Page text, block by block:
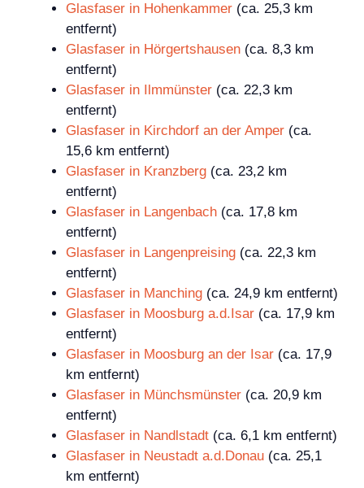
Glasfaser in Hohenkammer (ca. 25,3 km
entfernt)
Glasfaser in Hörgertshausen (ca. 8,3 km
entfernt)
Glasfaser in Ilmmünster (ca. 22,3 km
entfernt)
Glasfaser in Kirchdorf an der Amper (ca.
15,6 km entfernt)
Glasfaser in Kranzberg (ca. 23,2 km
entfernt)
Glasfaser in Langenbach (ca. 17,8 km
entfernt)
Glasfaser in Langenpreising (ca. 22,3 km
entfernt)
Glasfaser in Manching (ca. 24,9 km entfernt)
Glasfaser in Moosburg a.d.Isar (ca. 17,9 km
entfernt)
Glasfaser in Moosburg an der Isar (ca. 17,9
km entfernt)
Glasfaser in Münchsmünster (ca. 20,9 km
entfernt)
Glasfaser in Nandlstadt (ca. 6,1 km entfernt)
Glasfaser in Neustadt a.d.Donau (ca. 25,1
km entfernt)